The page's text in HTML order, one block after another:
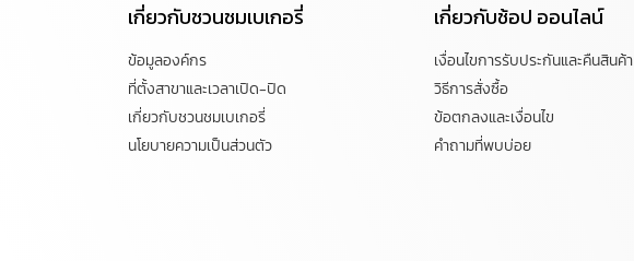
เกี่ยวกับชวนชมเบเกอรี่
ข้อมูลองค์กร
ที่ตั้งสาขาและเวลาเปิด-ปิด
เกี่ยวกับชวนชมเบเกอรี่
นโยบายความเป็นส่วนตัว
เกี่ยวกับช้อป ออนไลน์
เงื่อนไขการรับประกันและคืนสินค้า
วิธีการสั่งซื้อ
ข้อตกลงและเงื่อนไข
คำถามที่พบบ่อย